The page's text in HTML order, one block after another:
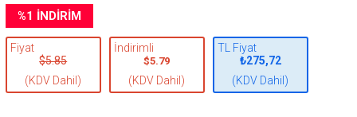
%1 İNDIRIM
Fiyat
$5.85
(KDV Dahil)
İndirimli
$5.79
(KDV Dahil)
TL Fiyat
₺275,72
(KDV Dahil)